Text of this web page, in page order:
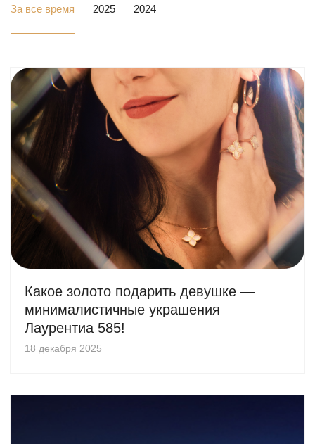
За все время 2025 2024
Какое золото подарить девушке —
минималистичные украшения
Лаурентиа 585!
18 декабря 2025